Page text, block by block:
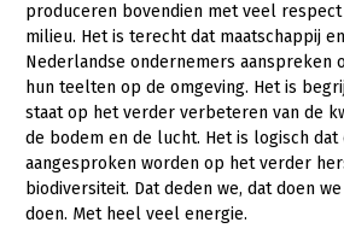
Medewerkers
Vakgroepbestuurders
Vacatures
Pers
Contact
produceren bovendien met veel
milieu. Het is terecht dat maatschappij
Nederlandse ondernemers aanspreken
hun teelten op de omgeving. Het is
staat op het verder verbeteren van de
de bodem en de lucht. Het is logisch
aangesproken worden op het verder
biodiversiteit. Dat deden we, dat doen
doen. Met heel veel energie.